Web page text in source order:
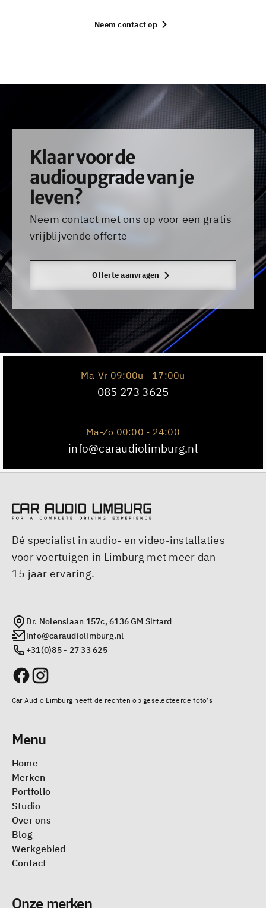
Neem contact op
Klaar voor de
audioupgrade van je
leven?
Neem contact met ons op voor een gratis
vrijblijvende offerte
Offerte aanvragen
Ma-Vr 09:00u - 17:00u
085 273 3625
Ma-Zo 00:00 - 24:00
info@caraudiolimburg.nl
Dé specialist in audio- en video-installaties
voor voertuigen in Limburg met meer dan
15 jaar ervaring.
Dr. Nolenslaan 157c, 6136 GM Sittard
info@caraudiolimburg.nl
+31(0)85 - 27 33 625
Car Audio Limburg heeft de rechten op geselecteerde foto's
Menu
Home
Merken
Portfolio
Studio
Over ons
Blog
Werkgebied
Contact
Onze merken